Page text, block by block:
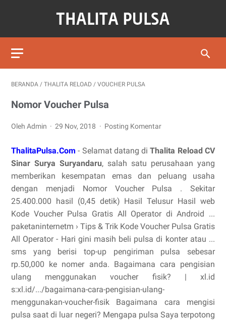
BERANDA / THALITA RELOAD / VOUCHER PULSA
Nomor Voucher Pulsa
Oleh Admin 29 Nov, 2018 Posting Komentar
ThalitaPulsa.Com - Selamat datang diThalita Reload CV
Sinar Surya Suryandaru, salah satu perusahaan yang
memberikan kesempatan emas dan peluang usaha
dengan menjadi Nomor Voucher Pulsa . Sekitar
25.400.000 hasil (0,45 detik) Hasil Telusur Hasil web
Kode Voucher Pulsa Gratis All Operator di Android ...
paketaninternetm › Tips & Trik Kode Voucher Pulsa Gratis
All Operator - Hari gini masih beli pulsa di konter atau ...
sms yang berisi top-up pengiriman pulsa sebesar
rp.50,000 ke nomer anda. Bagaimana cara pengisian
ulang menggunakan voucher fisik? | xl.id
s:xl.id/.../bagaimana-cara-pengisian-ulang-
menggunakan-voucher-fisik Bagaimana cara mengisi
pulsa saat di luar negeri? Mengapa pulsa Saya terpotong